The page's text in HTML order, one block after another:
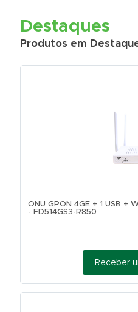
Destaques
Produtos em
ONU GPON 4GE + 1 USB +
- FD514GS3-R850
Receber